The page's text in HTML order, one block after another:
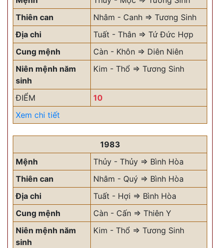
Thiên can
Nhâm - Canh => Tương Sinh
Địa chi
Tuất - Thân => Tứ Đức Hợp
Cung mệnh
Càn - Khôn => Diên Niên
Niên mệnh năm
sinh
Kim - Thổ => Tương Sinh
ĐIỂM
10
Xem chi tiết
1983
Mệnh
Thủy - Thủy => Bình Hòa
Thiên can
Nhâm - Quý => Bình Hòa
Địa chi
Tuất - Hợi => Bình Hòa
Cung mệnh
Càn - Cấn => Thiên Y
Niên mệnh năm
sinh
Kim - Thổ => Tương Sinh